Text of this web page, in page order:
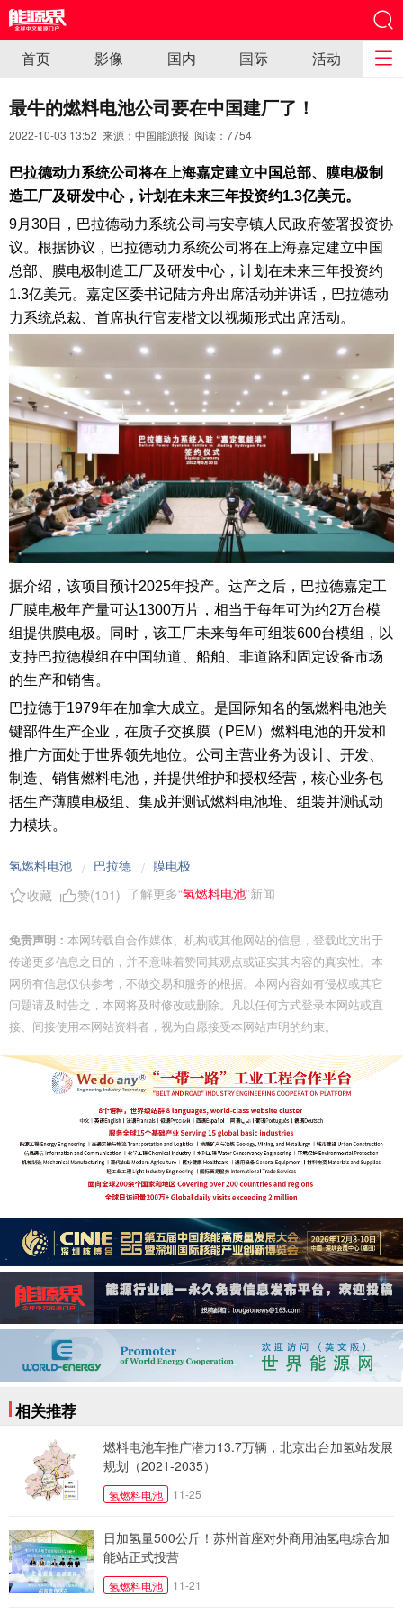
首页 影像 国内 国际 活动
最牛的燃料电池公司要在中国建厂了！
2022-10-03 13:52 来源：中国能源报 阅读： 7754
巴拉德动力系统公司将在上海嘉定建立中国总部、膜电极制
造工厂及研发中心，计划在未来三年投资约1.3亿美元。
9月30日，巴拉德动力系统公司与安亭镇人民政府签署投资协
议。根据协议，巴拉德动力系统公司将在上海嘉定建立中国
总部、膜电极制造工厂及研发中心，计划在未来三年投资约
1.3亿美元。嘉定区委书记陆方舟出席活动并讲话，巴拉德动
力系统总裁、首席执行官麦楷文以视频形式出席活动。
据介绍，该项目预计2025年投产。达产之后，巴拉德嘉定工
厂膜电极年产量可达1300万片，相当于每年可为约2万台模
组提供膜电极。同时，该工厂未来每年可组装600台模组，以
支持巴拉德模组在中国轨道、船舶、非道路和固定设备市场
的生产和销售。
巴拉德于1979年在加拿大成立。是国际知名的氢燃料电池关
键部件生产企业，在质子交换膜（PEM）燃料电池的开发和
推广方面处于世界领先地位。公司主营业务为设计、开发、
制造、销售燃料电池，并提供维护和授权经营，核心业务包
括生产薄膜电极组、集成并测试燃料电池堆、组装并测试动
力模块。
氢燃料电池 / 巴拉德 / 膜电极
收藏
赞(101 ) 了解更多“氢燃料电池”新闻
免责声明： 本网转载自合作媒体、机构或其他网站的信息，登载此文出于
传递更多信息之目的，并不意味着赞同其观点或证实其内容的真实性。本
网所有信息仅供参考，不做交易和服务的根据。本网内容如有侵权或其它
问题请及时告之，本网将及时修改或删除。凡以任何方式登录本网站或直
接、间接使用本网站资料者，视为自愿接受本网站声明的约束。
相关推荐
燃料电池车推广潜力13.7万辆，北京出台加氢站发展
规划（2021-2035）
氢燃料电池 11-25
日加氢量500公斤！苏州首座对外商用油氢电综合加
能站正式投营
氢燃料电池 11-21